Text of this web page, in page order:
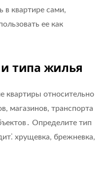
в квартире сами,
ее как
типа жилья
квартиры относительно
магазинов, транспорта
Определите тип
хрущевка, брежневка,